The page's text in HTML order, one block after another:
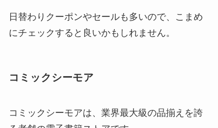
日替わりクーポンやセールも多いので、こまめ
にチェックすると良いかもしれません。
コミックシーモア
コミックシーモアは、業界最大級の品揃えを誇